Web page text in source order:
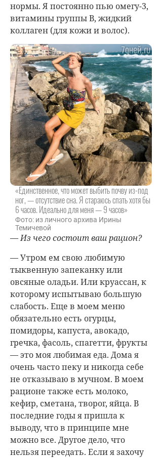
нормы. Я постоянно пью омегу-3,
витамины группы В, жидкий
коллаген (для кожи и волос).
«Единственное, что может выбить почву из-под
ног, — отсутствие сна. Я стараюсь спать хотя бы
6 часов. Идеально для меня — 9 часов»
Фото: из личного архива Ирины
Темичевой
— Из чего состоит ваш рацион?
— Утром ем свою любимую
тыквенную запеканку или
овсяные оладьи. Или круассан, к
которому испытываю большую
слабость. Еще в моем меню
обязательно есть огурцы,
помидоры, капуста, авокадо,
гречка, фасоль, спагетти, фрукты
— это моя любимая еда. Дома я
очень часто пеку и никогда себе
не отказываю в мучном. В моем
рационе также есть молоко,
кефир, сметана, творог, яйца. В
последние годы я пришла к
выводу, что в принципе мне
можно все. Другое дело, что
нельзя переедать. Если я захочу